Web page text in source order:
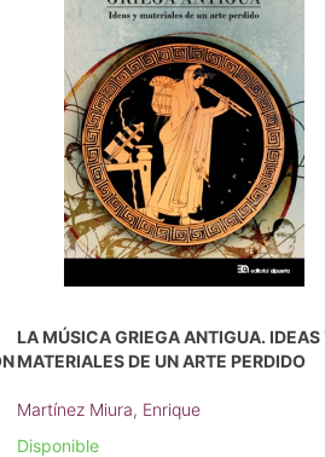
LA MÚSICA GRIEGA ANTIGUA. IDEAS
MATERIALES DE UN ARTE PERDIDO
Martínez Miura, Enrique
Disponible